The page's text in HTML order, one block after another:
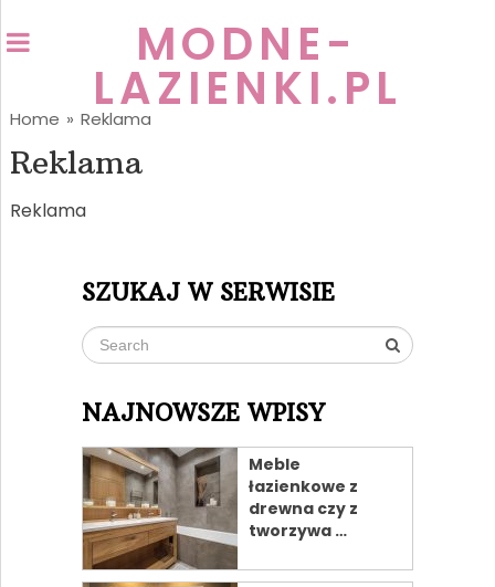
MODNE-
LAZIENKI.PL
Home » Reklama
Reklama
Reklama
SZUKAJ W SERWISIE
NAJNOWSZE WPISY
Meble
łazienkowe z
drewna czy z
tworzywa …